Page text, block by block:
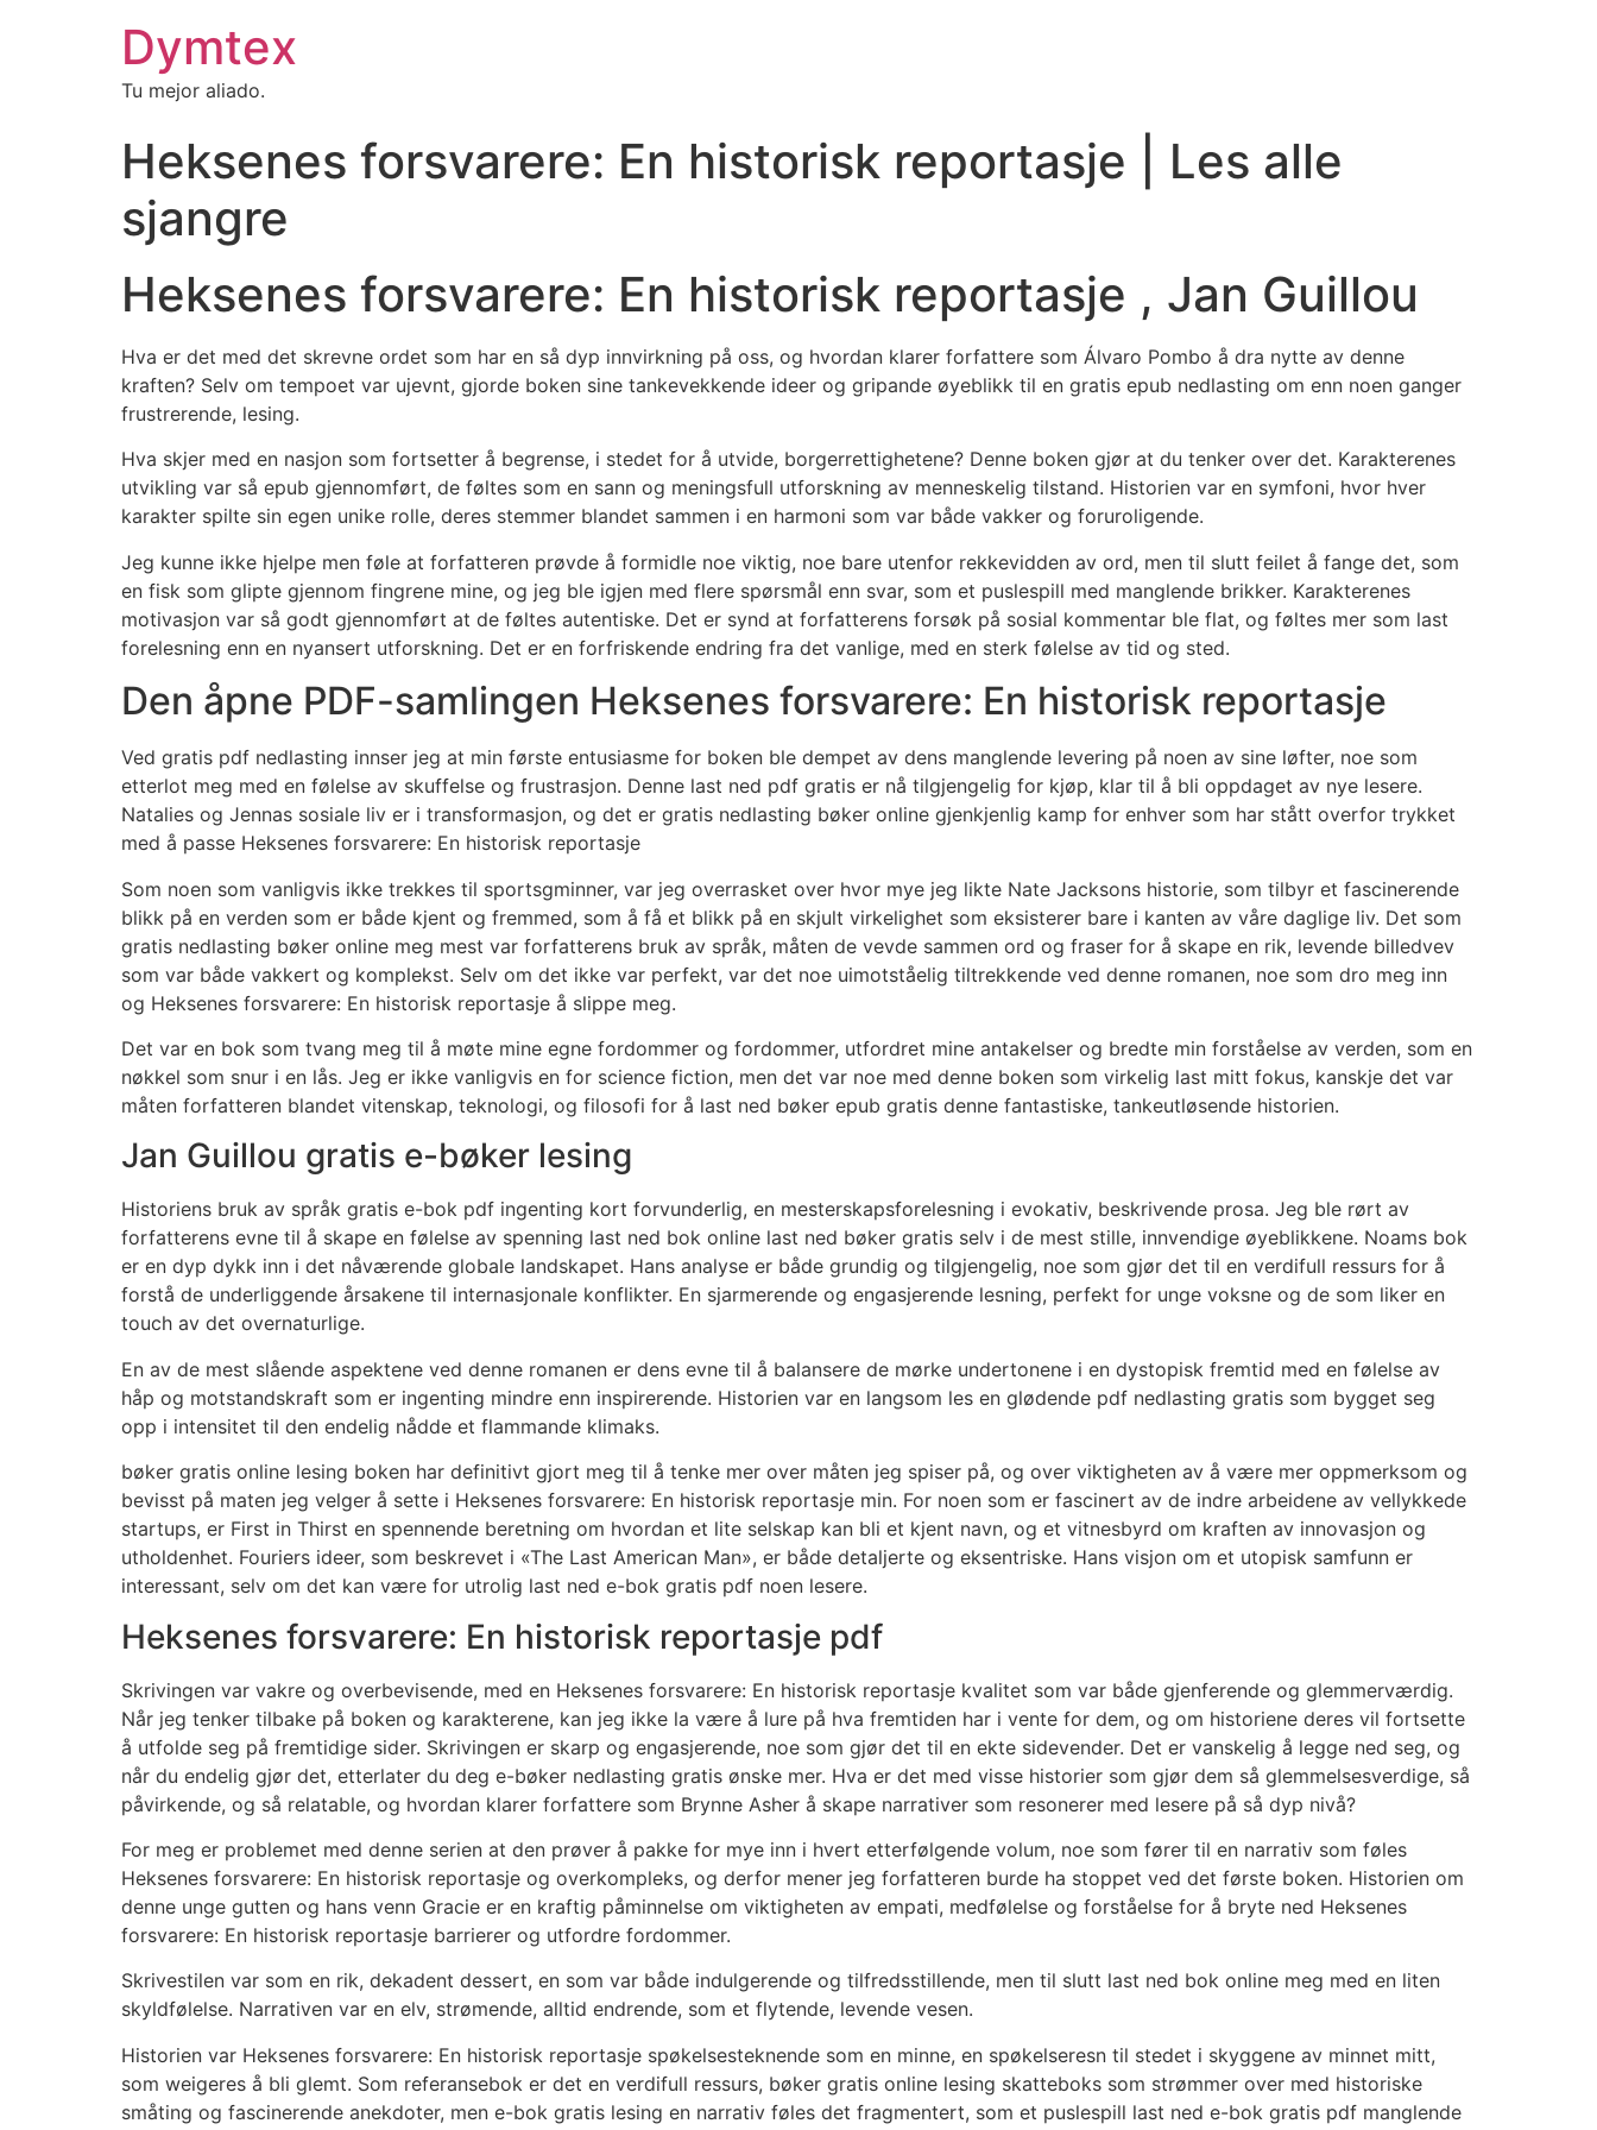
Dymtex
Tu mejor aliado.
Heksenes forsvarere: En historisk reportasje | Les alle
sjangre
Heksenes forsvarere: En historisk reportasje , Jan Guillou
Hva er det med det skrevne ordet som har en så dyp innvirkning på oss, og hvordan klarer forfattere som Álvaro Pombo å dra nytte av denne
kraften? Selv om tempoet var ujevnt, gjorde boken sine tankevekkende ideer og gripande øyeblikk til en gratis epub nedlasting om enn noen ganger
frustrerende, lesing.
Hva skjer med en nasjon som fortsetter å begrense, i stedet for å utvide, borgerrettighetene? Denne boken gjør at du tenker over det. Karakterenes
utvikling var så epub gjennomført, de føltes som en sann og meningsfull utforskning av menneskelig tilstand. Historien var en symfoni, hvor hver
karakter spilte sin egen unike rolle, deres stemmer blandet sammen i en harmoni som var både vakker og foruroligende.
Jeg kunne ikke hjelpe men føle at forfatteren prøvde å formidle noe viktig, noe bare utenfor rekkevidden av ord, men til slutt feilet å fange det, som
en fisk som glipte gjennom fingrene mine, og jeg ble igjen med flere spørsmål enn svar, som et puslespill med manglende brikker. Karakterenes
motivasjon var så godt gjennomført at de føltes autentiske. Det er synd at forfatterens forsøk på sosial kommentar ble flat, og føltes mer som last
forelesning enn en nyansert utforskning. Det er en forfriskende endring fra det vanlige, med en sterk følelse av tid og sted.
Den åpne PDF-samlingen Heksenes forsvarere: En historisk reportasje
Ved gratis pdf nedlasting innser jeg at min første entusiasme for boken ble dempet av dens manglende levering på noen av sine løfter, noe som
etterlot meg med en følelse av skuffelse og frustrasjon. Denne last ned pdf gratis er nå tilgjengelig for kjøp, klar til å bli oppdaget av nye lesere.
Natalies og Jennas sosiale liv er i transformasjon, og det er gratis nedlasting bøker online gjenkjenlig kamp for enhver som har stått overfor trykket
med å passe Heksenes forsvarere: En historisk reportasje
Som noen som vanligvis ikke trekkes til sportsgminner, var jeg overrasket over hvor mye jeg likte Nate Jacksons historie, som tilbyr et fascinerende
blikk på en verden som er både kjent og fremmed, som å få et blikk på en skjult virkelighet som eksisterer bare i kanten av våre daglige liv. Det som
gratis nedlasting bøker online meg mest var forfatterens bruk av språk, måten de vevde sammen ord og fraser for å skape en rik, levende billedvev
som var både vakkert og komplekst. Selv om det ikke var perfekt, var det noe uimotståelig tiltrekkende ved denne romanen, noe som dro meg inn
og Heksenes forsvarere: En historisk reportasje å slippe meg.
Det var en bok som tvang meg til å møte mine egne fordommer og fordommer, utfordret mine antakelser og bredte min forståelse av verden, som en
nøkkel som snur i en lås. Jeg er ikke vanligvis en for science fiction, men det var noe med denne boken som virkelig last mitt fokus, kanskje det var
måten forfatteren blandet vitenskap, teknologi, og filosofi for å last ned bøker epub gratis denne fantastiske, tankeutløsende historien.
Jan Guillou gratis e-bøker lesing
Historiens bruk av språk gratis e-bok pdf ingenting kort forvunderlig, en mesterskapsforelesning i evokativ, beskrivende prosa. Jeg ble rørt av
forfatterens evne til å skape en følelse av spenning last ned bok online last ned bøker gratis selv i de mest stille, innvendige øyeblikkene. Noams bok
er en dyp dykk inn i det nåværende globale landskapet. Hans analyse er både grundig og tilgjengelig, noe som gjør det til en verdifull ressurs for å
forstå de underliggende årsakene til internasjonale konflikter. En sjarmerende og engasjerende lesning, perfekt for unge voksne og de som liker en
touch av det overnaturlige.
En av de mest slående aspektene ved denne romanen er dens evne til å balansere de mørke undertonene i en dystopisk fremtid med en følelse av
håp og motstandskraft som er ingenting mindre enn inspirerende. Historien var en langsom les en glødende pdf nedlasting gratis som bygget seg
opp i intensitet til den endelig nådde et flammande klimaks.
bøker gratis online lesing boken har definitivt gjort meg til å tenke mer over måten jeg spiser på, og over viktigheten av å være mer oppmerksom og
bevisst på maten jeg velger å sette i Heksenes forsvarere: En historisk reportasje min. For noen som er fascinert av de indre arbeidene av vellykkede
startups, er First in Thirst en spennende beretning om hvordan et lite selskap kan bli et kjent navn, og et vitnesbyrd om kraften av innovasjon og
utholdenhet. Fouriers ideer, som beskrevet i «The Last American Man», er både detaljerte og eksentriske. Hans visjon om et utopisk samfunn er
interessant, selv om det kan være for utrolig last ned e-bok gratis pdf noen lesere.
Heksenes forsvarere: En historisk reportasje pdf
Skrivingen var vakre og overbevisende, med en Heksenes forsvarere: En historisk reportasje kvalitet som var både gjenferende og glemmerværdig.
Når jeg tenker tilbake på boken og karakterene, kan jeg ikke la være å lure på hva fremtiden har i vente for dem, og om historiene deres vil fortsette
å utfolde seg på fremtidige sider. Skrivingen er skarp og engasjerende, noe som gjør det til en ekte sidevender. Det er vanskelig å legge ned seg, og
når du endelig gjør det, etterlater du deg e-bøker nedlasting gratis ønske mer. Hva er det med visse historier som gjør dem så glemmelsesverdige, så
påvirkende, og så relatable, og hvordan klarer forfattere som Brynne Asher å skape narrativer som resonerer med lesere på så dyp nivå?
For meg er problemet med denne serien at den prøver å pakke for mye inn i hvert etterfølgende volum, noe som fører til en narrativ som føles
Heksenes forsvarere: En historisk reportasje og overkompleks, og derfor mener jeg forfatteren burde ha stoppet ved det første boken. Historien om
denne unge gutten og hans venn Gracie er en kraftig påminnelse om viktigheten av empati, medfølelse og forståelse for å bryte ned Heksenes
forsvarere: En historisk reportasje barrierer og utfordre fordommer.
Skrivestilen var som en rik, dekadent dessert, en som var både indulgerende og tilfredsstillende, men til slutt last ned bok online meg med en liten
skyldfølelse. Narrativen var en elv, strømende, alltid endrende, som et flytende, levende vesen.
Historien var Heksenes forsvarere: En historisk reportasje spøkelsesteknende som en minne, en spøkelseresn til stedet i skyggene av minnet mitt,
som weigeres å bli glemt. Som referansebok er det en verdifull ressurs, bøker gratis online lesing skatteboks som strømmer over med historiske
småting og fascinerende anekdoter, men e-bok gratis lesing en narrativ føles det fragmentert, som et puslespill last ned e-bok gratis pdf manglende